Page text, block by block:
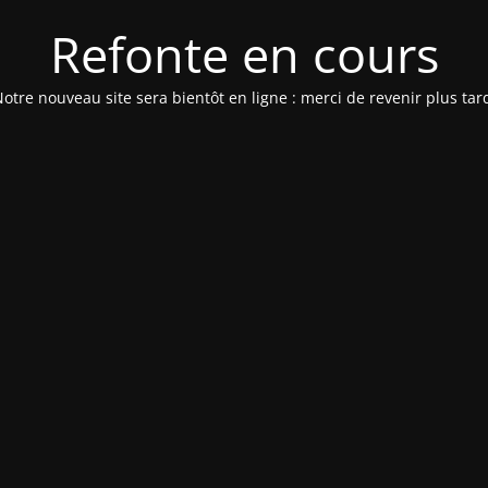
Refonte en cours
nouveau site sera bientôt en ligne : merci de revenir plus